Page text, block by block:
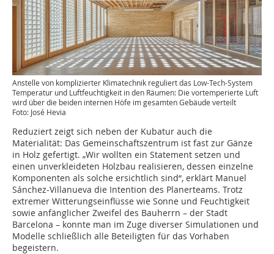
Anstelle von komplizierter Klimatechnik reguliert das Low-Tech-System
Temperatur und Luftfeuchtigkeit in den Räumen: Die vortemperierte Luft
wird über die beiden internen Höfe im gesamten Gebäude verteilt
Foto: José Hevia
Reduziert zeigt sich neben der Kubatur auch die
Materialität: Das Gemeinschaftszentrum ist fast zur Gänze
in Holz gefertigt. „Wir wollten ein Statement setzen und
einen unverkleideten Holzbau realisieren, dessen einzelne
Komponenten als solche ersichtlich sind“, erklärt Manuel
Sánchez-Villanueva die Intention des Planerteams. Trotz
extremer Witterungseinflüsse wie Sonne und Feuchtigkeit
sowie anfänglicher Zweifel des Bauherrn – der Stadt
Barcelona – konnte man im Zuge diverser Simulationen und
Modelle schließlich alle Beteiligten für das Vorhaben
begeistern.